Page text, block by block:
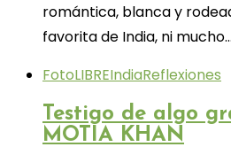
romántica, blanca y
favorita de India, ni mucho…
FotoLIBREIndiaReflexiones
Testigo de algo
MOTIA KHAN